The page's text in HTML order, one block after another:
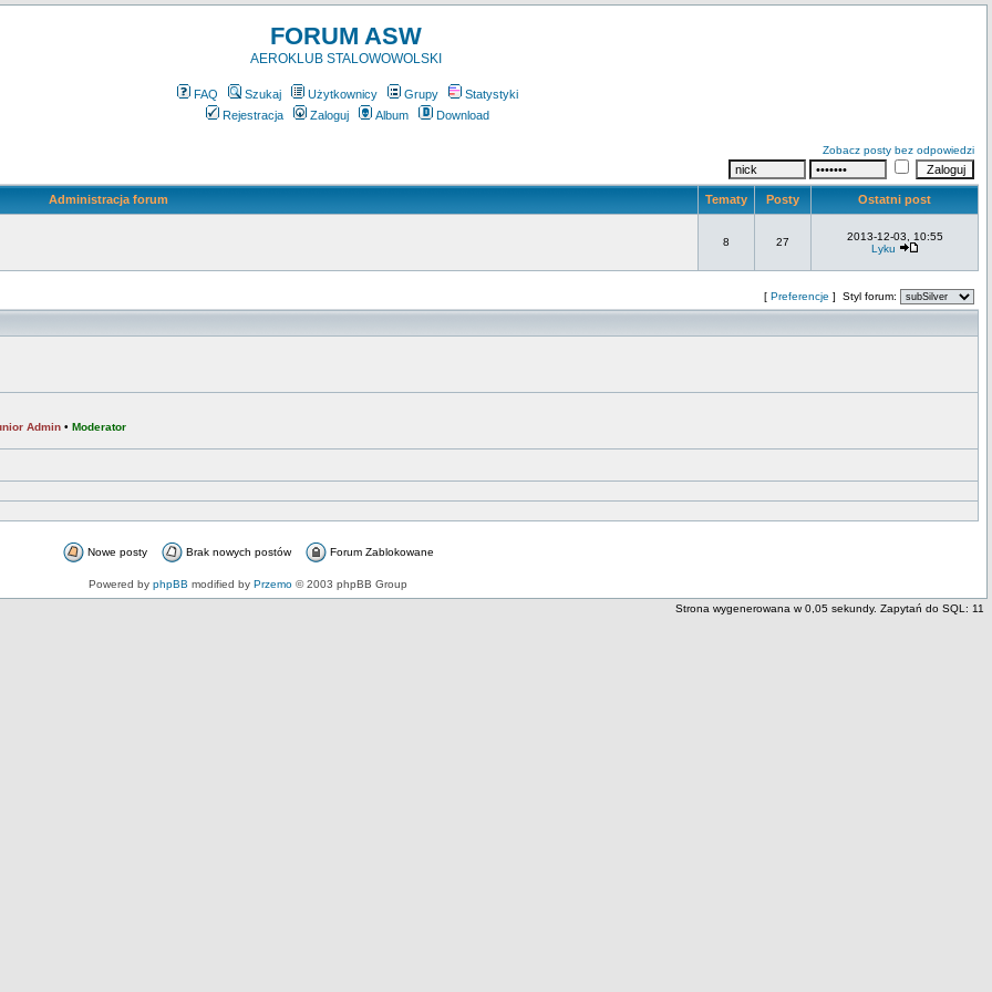
FORUM ASW
AEROKLUB STALOWOWOLSKI
FAQ Szukaj Użytkownicy Grupy
Statystyki
Rejestracja
Zaloguj Album Download
Zobacz posty bez odpowiedzi
Administracja forum Tematy Posty Ostatni post
8 27
2013-12-03, 10:55
Lyku
[ Preferencje ] Styl forum:
Admin • Moderator
Nowe posty Brak nowych postów Forum Zablokowane
Powered by phpBB modified by Przemo © 2003 phpBB Group
Strona wygenerowana w 0,05 sekundy. Zapytań do SQL: 11